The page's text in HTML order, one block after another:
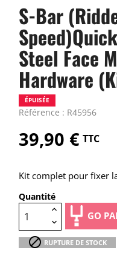
S-Bar
Steel Face
Hardware
Référence : R45956
ÉPUISÉE
39,90 € TTC
Kit complet pour fixer
Quantité
GO
 RUPTURE DE STOCK